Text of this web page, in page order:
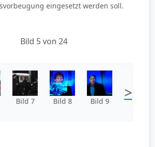
eingesetzt werden soll.
Bild 5 von 24
Bild 7 Bild 8 Bild 9 >